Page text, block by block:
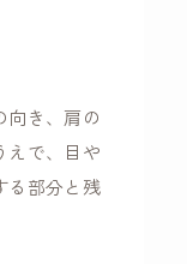
向き、肩の
えで、目や
る部分と残